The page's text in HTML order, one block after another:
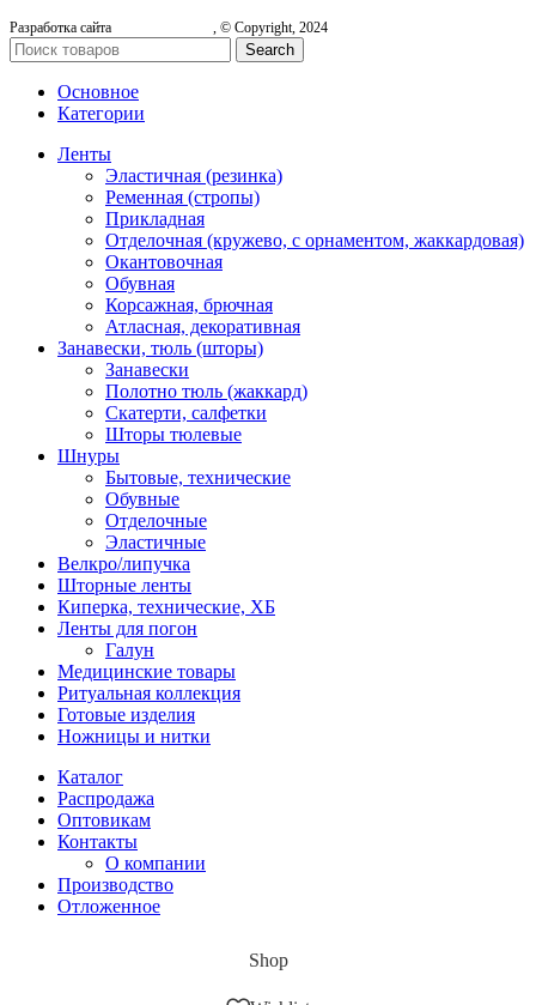
Разработка сайта , © Copyright, 2024
Search
Основное
Категории
Ленты
Эластичная (резинка)
Ременная (стропы)
Прикладная
Отделочная (кружево, с орнаментом, жаккардовая)
Окантовочная
Обувная
Корсажная, брючная
Атласная, декоративная
Занавески, тюль (шторы)
Занавески
Полотно тюль (жаккард)
Скатерти, салфетки
Шторы тюлевые
Шнуры
Бытовые, технические
Обувные
Отделочные
Эластичные
Велкро/липучка
Шторные ленты
Киперка, технические, ХБ
Ленты для погон
Галун
Медицинские товары
Ритуальная коллекция
Готовые изделия
Ножницы и нитки
Каталог
Распродажа
Оптовикам
Контакты
О компании
Производство
Отложенное
Shop